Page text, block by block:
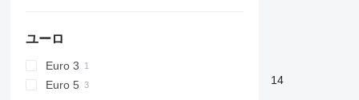
ユーロ
Euro 3
Euro 5
14